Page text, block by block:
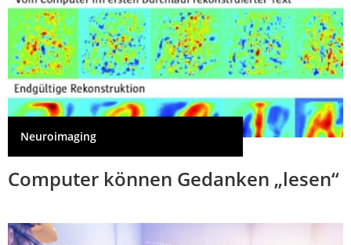
Neuroimaging
Computer können Gedanken „lesen“